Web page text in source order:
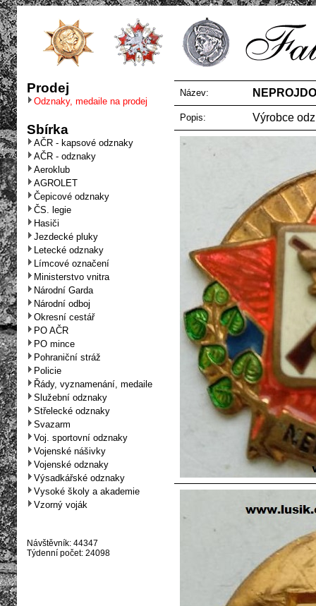
Prodej
Odznaky, medaile na prodej
Sbírka
AČR - kapsové odznaky
AČR - odznaky
Aeroklub
AGROLET
Čepicové odznaky
ČS. legie
Hasiči
Jezdecké pluky
Letecké odznaky
Límcové označení
Ministerstvo vnitra
Národní Garda
Národní odboj
Okresní cestář
PO AČR
PO mince
Pohraniční stráž
Policie
Řády, vyznamenání, medaile
Služební odznaky
Střelecké odznaky
Svazarm
Voj. sportovní odznaky
Vojenské nášivky
Vojenské odznaky
Výsadkářské odznaky
Vysoké školy a akademie
Vzorný voják
Návštěvník: 44347
Týdenní počet: 24098
Název:
Popis: Výrobce